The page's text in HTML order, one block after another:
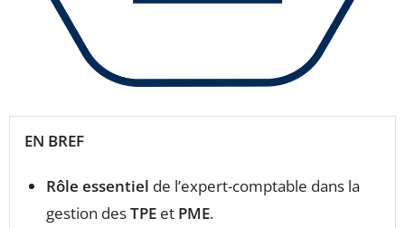
EN BREF
Rôle essentiel de l’expert-comptable dans la
gestion desTPE et PME.